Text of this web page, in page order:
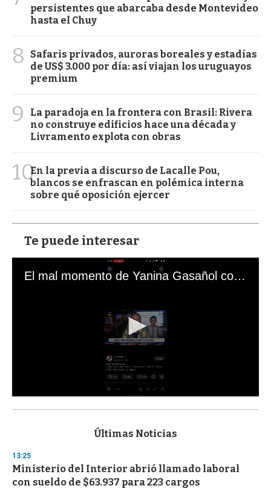
persistentes que abarcaba desde Montevideo
hasta el Chuy
8
Safaris privados, auroras boreales y estadías
de US$ 3.000 por día: así viajan los uruguayos
premium
9
La paradoja en la frontera con Brasil: Rivera
no construye edificios hace una década y
Livramento explota con obras
10En la previa a discurso de Lacalle Pou,
blancos se enfrascan en polémica interna
sobre qué oposición ejercer
Te puede interesar
El mal momento de Yanina Gasañol con un hincha argentino en "Subrayado"
s
d
s
o
f
Últimas Noticias
13:25
Ministerio del Interior abrió llamado laboral
con sueldo de $63.937 para 223 cargos